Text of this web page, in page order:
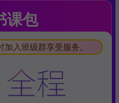
课包
入班级群享受服务。
入班级群享受服务。